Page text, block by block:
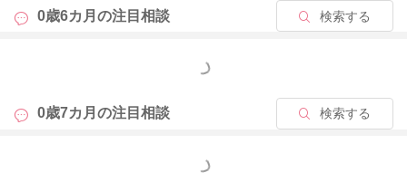
0歳6カ月の注目相談 検索する
もっと見る
0歳7カ月の注目相談 検索する
もっと見る